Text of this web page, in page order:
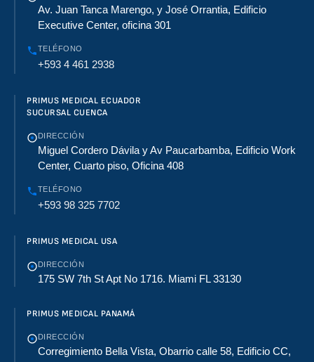
Av. Juan Tanca Marengo, y José Orrantia, Edificio
Executive Center, oficina 301
TELÉFONO
+593 4 461 2938
PRIMUS MEDICAL ECUADOR
SUCURSAL CUENCA
DIRECCIÓN
Miguel Cordero Dávila y Av Paucarbamba, Edificio Work
Center, Cuarto piso, Oficina 408
TELÉFONO
+593 98 325 7702
PRIMUS MEDICAL USA
DIRECCIÓN
175 SW 7th St Apt No 1716. Miami FL 33130
PRIMUS MEDICAL PANAMÁ
DIRECCIÓN
Corregimiento Bella Vista, Obarrio calle 58, Edificio CC,